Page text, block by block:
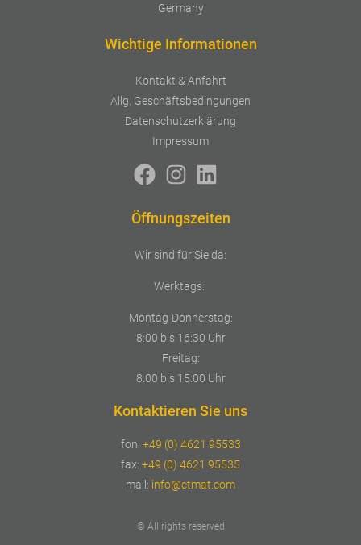
Germany
Wichtige Informationen
Kontakt & Anfahrt
Allg. Geschäftsbedingungen
Datenschutzerklärung
Impressum
Öffnungszeiten
Wir sind für Sie da:
Werktags:
Montag-Donnerstag:
8:00 bis 16:30 Uhr
Freitag:
8:00 bis 15:00 Uhr
Kontaktieren Sie uns
fon: +49 (0) 4621 95533
fax: +49 (0) 4621 95535
mail: info@ctmat.com
© All rights reserved